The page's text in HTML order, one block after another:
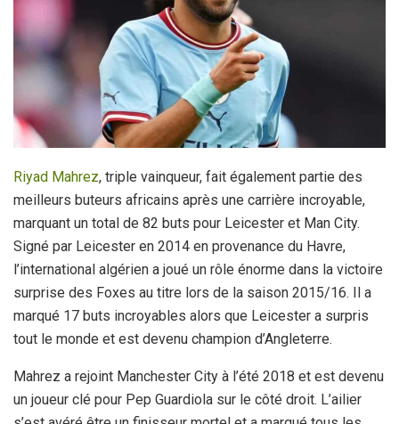
Riyad Mahrez, triple vainqueur, fait également partie des
meilleurs buteurs africains après une carrière incroyable,
marquant un total de 82 buts pour Leicester et Man City.
Signé par Leicester en 2014 en provenance du Havre,
l’international algérien a joué un rôle énorme dans la victoire
surprise des Foxes au titre lors de la saison 2015/16. Il a
marqué 17 buts incroyables alors que Leicester a surpris
tout le monde et est devenu champion d’Angleterre.
Mahrez a rejoint Manchester City à l’été 2018 et est devenu
un joueur clé pour Pep Guardiola sur le côté droit. L’ailier